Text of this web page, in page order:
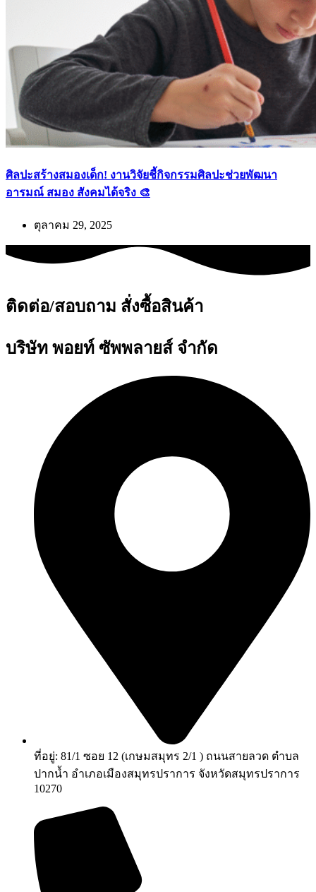
ศิลปะสร้างสมองเด็ก! งานวิจัยชี้กิจกรรมศิลปะช่วยพัฒนา
อารมณ์ สมอง สังคมได้จริง 🎨
ตุลาคม 29, 2025
ติดต่อ/สอบถาม สั่งซื้อสินค้า
บริษัท พอยท์ ซัพพลายส์ จำกัด
ที่อยู่: 81/1 ซอย 12 (เกษมสมุทร 2/1 ) ถนนสายลวด ตำบล
ปากน้ำ อำเภอเมืองสมุทรปราการ จังหวัดสมุทรปราการ
10270